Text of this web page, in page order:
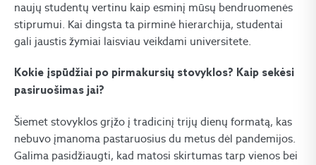
naujų studentų vertinu kaip esminį mūsų bendruomenės
stiprumui. Kai dingsta ta pirminė hierarchija, studentai
gali jaustis žymiai laisviau veikdami universitete.
Kokie įspūdžiai po pirmakursių stovyklos? Kaip sekėsi
pasiruošimas jai?
Šiemet stovyklos grįžo į tradicinį trijų dienų formatą, kas
nebuvo įmanoma pastaruosius du metus dėl pandemijos.
Galima pasidžiaugti, kad matosi skirtumas tarp vienos bei